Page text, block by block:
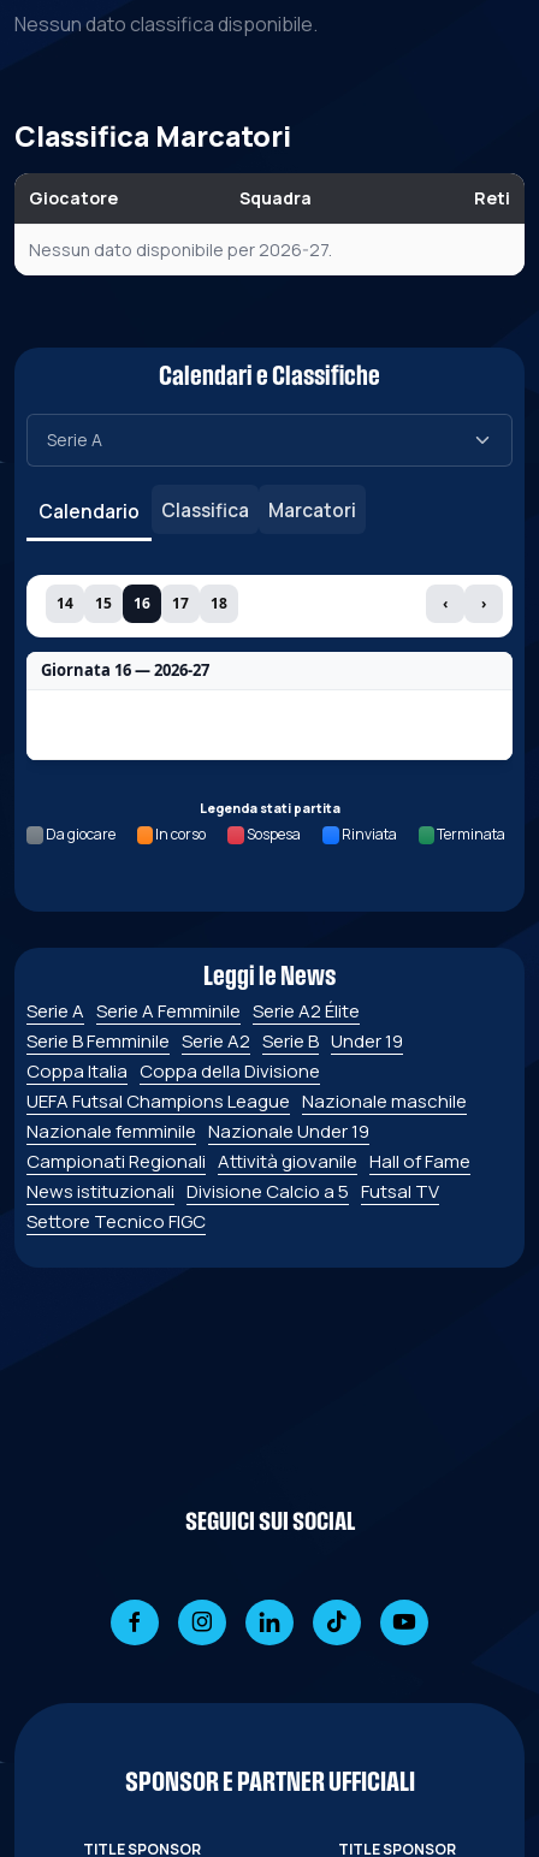
Nessun dato classifica disponibile.
Classifica Marcatori
Giocatore Squadra Reti
Nessun dato disponibile per 2026-27.
Calendari e Classifiche
Calendario Classifica Marcatori
14 15 16 17 18 ‹ ›
Giornata 16 — 2026-27
Legenda stati partita
Da giocare In corso Sospesa Rinviata Terminata
Leggi le News
Serie A Serie A Femminile Serie A2 Élite
Serie B Femminile Serie A2 Serie B Under 19
Coppa Italia Coppa della Divisione
UEFA Futsal Champions League Nazionale maschile
Nazionale femminile Nazionale Under 19
Campionati Regionali Attività giovanile Hall of Fame
News istituzionali Divisione Calcio a 5 Futsal TV
Settore Tecnico FIGC
SEGUICI SUI SOCIAL
SPONSOR E PARTNER UFFICIALI
TITLE SPONSOR TITLE SPONSOR